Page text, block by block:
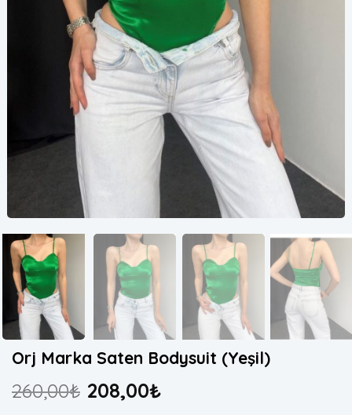
Orj Marka Saten Bodysuit (Yeşil)
260,00₺ 208,00₺